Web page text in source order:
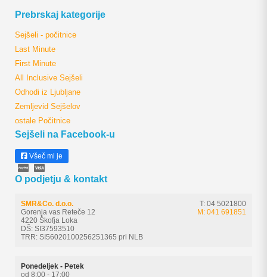
Prebrskaj kategorije
Sejšeli - počitnice
Last Minute
First Minute
All Inclusive Sejšeli
Odhodi iz Ljubljane
Zemljevid Sejšelov
ostale Počitnice
Sejšeli na Facebook-u
Všeč mi je
O podjetju & kontakt
SMR&Co. d.o.o.
Gorenja vas Reteče 12
4220 Škofja Loka
DŠ: SI37593510
TRR: SI56020100256251365 pri NLB
T: 04 5021800
M: 041 691851
Ponedeljek - Petek
od 8:00 - 17:00